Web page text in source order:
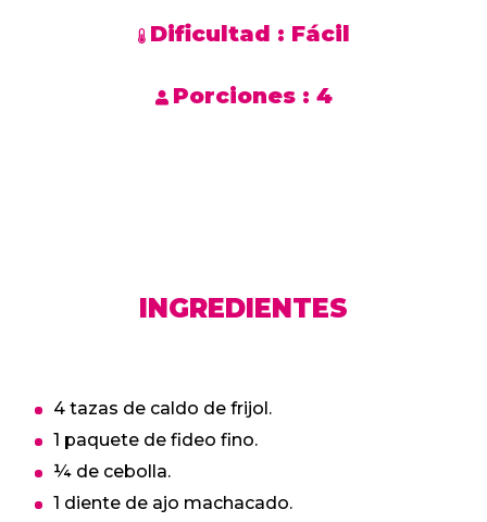
Dificultad : Fácil
Porciones : 4
INGREDIENTES
4 tazas de caldo de frijol.
1 paquete de fideo fino.
¼ de cebolla.
1 diente de ajo machacado.